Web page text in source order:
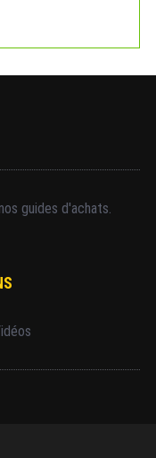
guides d'achats.